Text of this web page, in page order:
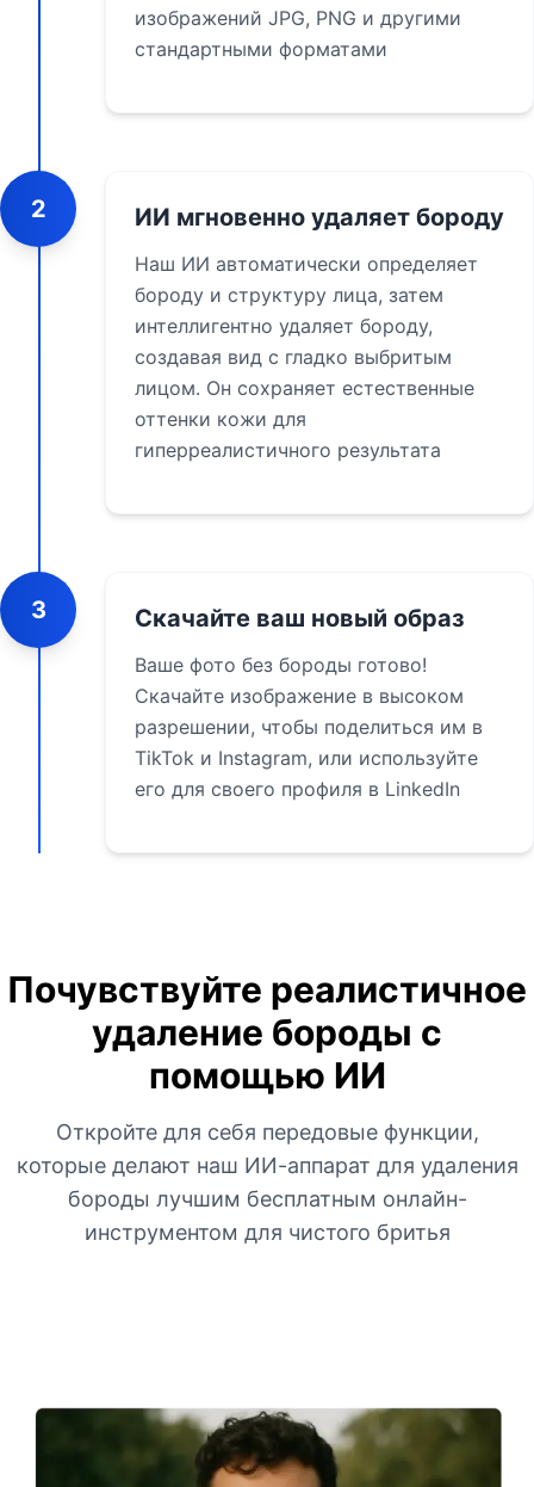
изображений JPG, PNG и другими
стандартными форматами
2 ИИ мгновенно удаляет бороду
Наш ИИ автоматически определяет
бороду и структуру лица, затем
интеллигентно удаляет бороду,
создавая вид с гладко выбритым
лицом. Он сохраняет естественные
оттенки кожи для
гиперреалистичного результата
3 Скачайте ваш новый образ
Ваше фото без бороды готово!
Скачайте изображение в высоком
разрешении, чтобы поделиться им в
TikTok и Instagram, или используйте
его для своего профиля в LinkedIn
Почувствуйте реалистичное
удаление бороды с
помощью ИИ
Откройте для себя передовые функции,
которые делают наш ИИ-аппарат для удаления
бороды лучшим бесплатным онлайн-
инструментом для чистого бритья